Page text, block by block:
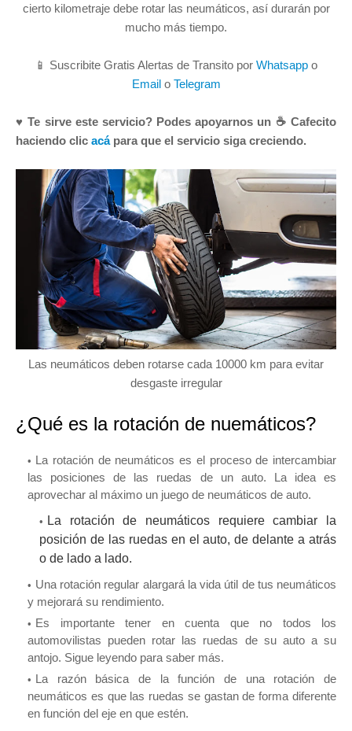
cierto kilometraje debe rotar las neumáticos, así durarán por
mucho más tiempo.
📱 Suscribite Gratis Alertas de Transito por Whatsapp o
Emailo Telegram
♥ Te sirve este servicio? Podes apoyarnos un ☕ Cafecito
haciendo clic acápara que el servicio siga creciendo.
Las neumáticos deben rotarse cada 10000 km para evitar
desgaste irregular
¿Qué es la rotación de nuemáticos?
La rotación de neumáticos es el proceso de intercambiar
las posiciones de las ruedas de un auto. La idea es
aprovechar al máximo un juego de neumáticos de auto.
La rotación de neumáticos requiere cambiar la
posición de las ruedas en el auto, de delante a atrás
o de lado a lado.
Una rotación regular alargará la vida útil de tus neumáticos
y mejorará su rendimiento.
Es importante tener en cuenta que no todos los
automovilistas pueden rotar las ruedas de su auto a su
antojo. Sigue leyendo para saber más.
La razón básica de la función de una rotación de
neumáticos es que las ruedas se gastan de forma diferente
en función del eje en que estén.